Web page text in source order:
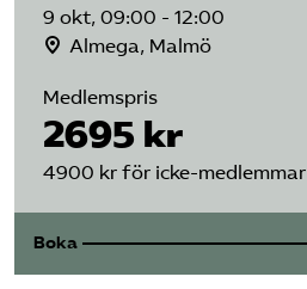
9 okt, 09:00 - 12:00
Almega, Malmö
Medlemspris
2695 kr
4900 kr för icke-medlemmar
Boka